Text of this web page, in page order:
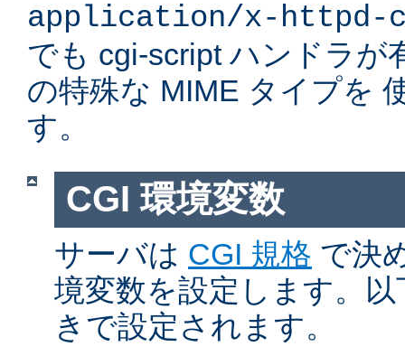
application/x-httpd-
でも cgi-script ハンドラが
の特殊な MIME タイプを
す。
CGI 環境変数
サーバは CGI 規格 で決
境変数を設定します。
きで設定されます。